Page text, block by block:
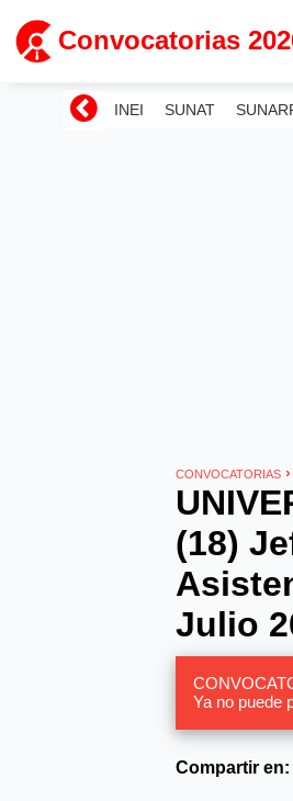
Convocatorias
INEI SUNAT
CONVOCATORIAS ›
(18)
Julio
Ya no puede
Compartir en: